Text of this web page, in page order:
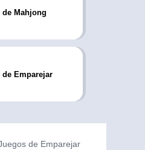
de Mahjong
de Emparejar
de Emparejar